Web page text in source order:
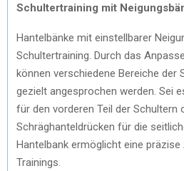
Schultertraining mit
Hantelbänke mit einstellbarer
Schultertraining. Durch das
können verschiedene Bereiche der
gezielt angesprochen werden. Sei
für den vorderen Teil der Schultern
Schräghanteldrücken für die
Hantelbank ermöglicht eine
Trainings.